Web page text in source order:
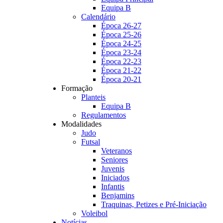
Equipa B
Calendário
Época 26-27
Época 25-26
Época 24-25
Época 23-24
Época 22-23
Época 21-22
Época 20-21
Formação
Planteis
Equipa B
Regulamentos
Modalidades
Judo
Futsal
Veteranos
Seniores
Juvenis
Iniciados
Infantis
Benjamins
Traquinas, Petizes e Pré-Iniciação
Voleibol